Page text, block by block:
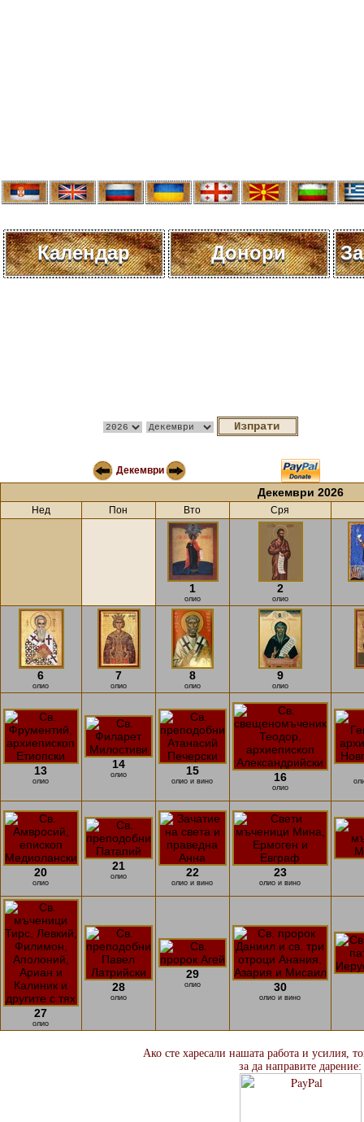
Календар Донори
Декември
Декември 2026
Нед Пон Вто Сря
1
олио
2
олио
6
олио
7
олио
8
олио
9
олио
13
олио
14
олио 15
олио и вино 16
олио
20
олио
21
олио 22
олио и вино
23
олио и вино
27
олио
28
олио
29
олио 30
олио и вино
Ако сте харесали нашата работа и усилия,
за да направите дарение: